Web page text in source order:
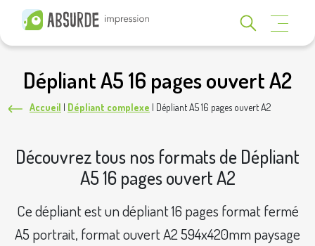
Dépliant A5 16 pages ouvert A2
Accueil | Dépliant complexe | Dépliant A5 16 pages ouvert A2
Découvrez tous nos formats de Dépliant
A5 16 pages ouvert A2
Ce dépliant est un dépliant 16 pages format fermé
A5 portrait, format ouvert A2 594x420mm paysage